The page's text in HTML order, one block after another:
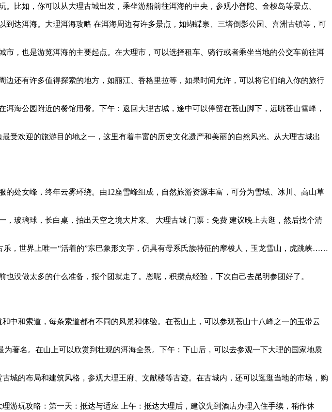
比如，你可以从大理古城出发，乘坐游船前往洱海的中央，参观小普陀、金梭岛等景点。
达洱海。大理洱海攻略 在洱海周边有许多景点，如蝴蝶泉、三塔倒影公园、喜洲古镇等，可
，也是游览洱海的主要起点。在大理市，可以选择租车、骑行或者乘坐当地的公交车前往洱
还有许多值得探索的地方，如丽江、香格里拉等，如果时间允许，可以将它们纳入你的旅行
海公园附近的餐馆用餐。下午：返回大理古城，途中可以停留在苍山脚下，远眺苍山雪峰，
受欢迎的旅游目的地之一，这里有着丰富的历史文化遗产和美丽的自然风光。从大理古城出
处女峰，终年云雾环绕。由12座雪峰组成，自然旅游资源丰富，可分为雪域、冰川、高山草
玻璃球，长白桌，拍出天空之境大片来。 大理古城 门票：免费 建议晚上去逛，然后找个清
，世界上唯一“活着的”东巴象形文字，仍具有母系氏族特征的摩梭人，玉龙雪山，虎跳峡……
没做太多的什么准备，报个团就走了。恩呢，积攒点经验，下次自己去昆明参团好了。
中和索道，每条索道都有不同的风景和体验。在苍山上，可以参观苍山十八峰之一的玉带云
著名。在山上可以欣赏到壮观的洱海全景。下午：下山后，可以去参观一下大理的国家地质
城的布局和建筑风格，参观大理王府、文献楼等古迹。在古城内，还可以逛逛当地的市场，购
游玩攻略：第一天：抵达与适应 上午：抵达大理后，建议先到酒店办理入住手续，稍作休